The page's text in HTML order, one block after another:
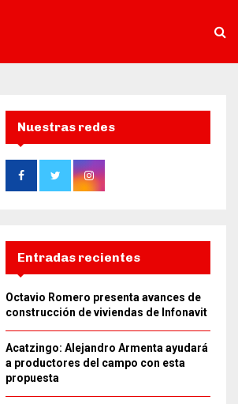
Nuestras redes
Entradas recientes
Octavio Romero presenta avances de
construcción de viviendas de Infonavit
Acatzingo: Alejandro Armenta ayudará
a productores del campo con esta
propuesta